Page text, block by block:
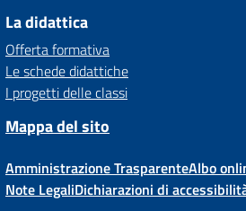
La didattica
Offerta formativa
Le schede didattiche
I progetti delle classi
Mappa del sito
Amministrazione TrasparenteAlbo
Note LegaliDichiarazioni di